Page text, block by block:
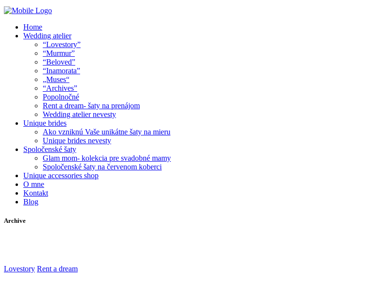
Home
Wedding atelier
“Lovestory”
“Murmur”
“Beloved”
“Inamorata”
„Muses“
“Archives”
Popolnočné
Rent a dream- šaty na prenájom
Wedding atelier nevesty
Unique brides
Ako vzniknú Vaše unikátne šaty na mieru
Unique brides nevesty
Spoločenské šaty
Glam mom- kolekcia pre svadobné mamy
Spoločenské šaty na červenom koberci
Unique accessories shop
O mne
Kontakt
Blog
Archive
Lovestory Rent a dream